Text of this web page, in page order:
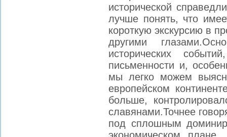
исторической
лучше понять, что
короткую экскурсию в
другими
исторических
письменности и,
мы легко можем
европейском
больше,
славянами.Точнее
под сплошным